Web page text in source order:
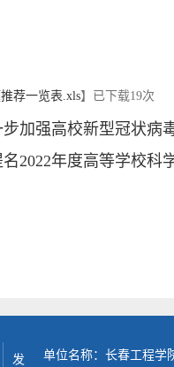
荐一览表.xls】已下载19次
加强高校新型冠状病
2022年度高等学校科
单位名称：长春工程学